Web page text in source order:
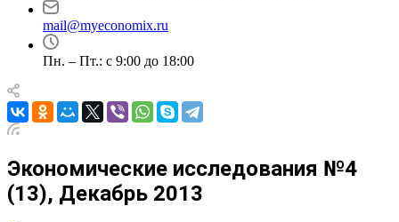
mail@myeconomix.ru
Пн. – Пт.: с 9:00 до 18:00
Экономические исследования №4
(13), Декабрь 2013